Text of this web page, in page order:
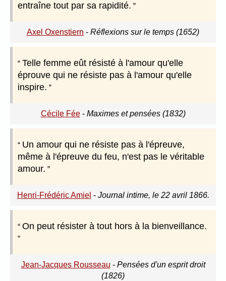
entraîne tout par sa rapidité.
Axel Oxenstiern - Réflexions sur le temps (1652)
Telle femme eût résisté à l'amour qu'elle
éprouve qui ne résiste pas à l'amour qu'elle
inspire.
Cécile Fée- Maximes et pensées (1832)
Un amour qui ne résiste pas à l'épreuve,
même à l'épreuve du feu, n'est pas le véritable
amour.
Henri-Frédéric Amiel - Journal intime, le 22 avril 1866.
On peut résister à tout hors à la bienveillance.
Jean-Jacques Rousseau - Pensées d'un esprit droit
(1826)